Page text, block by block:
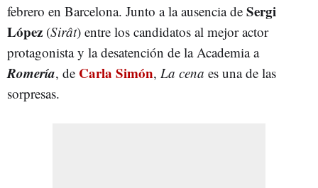
febrero en Barcelona. Junto a la ausencia de Sergi
López (Sirât) entre los candidatos al mejor actor
protagonista y la desatención de la Academia a
Romería, de Carla Simón, La cena es una de las
sorpresas.